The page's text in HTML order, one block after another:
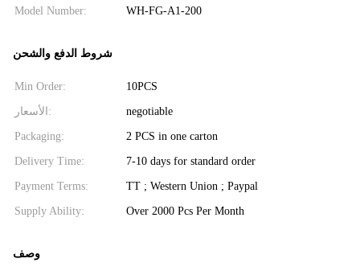
Model Number: WH-FG-A1-200
شروط الدفع والشحن
Min Order: 10PCS
الأسعار: negotiable
Packaging: 2 PCS in one carton
Delivery Time: 7-10 days for standard order
Payment Terms: TT ; Western Union ; Paypal
Supply Ability: Over 2000 Pcs Per Month
وصف